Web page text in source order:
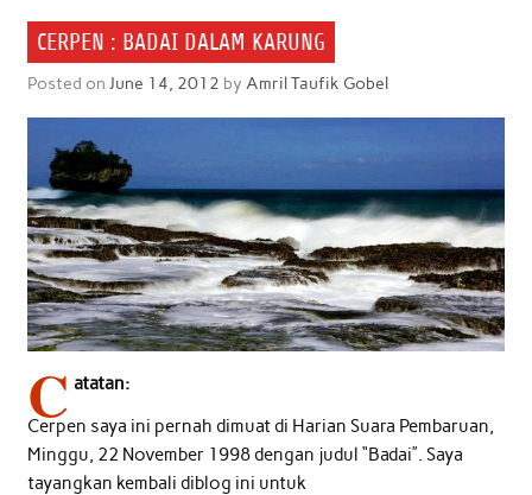
CERPEN : BADAI DALAM KARUNG
Posted on June 14, 2012 by Amril Taufik Gobel
C atatan:
Cerpen saya ini pernah dimuat di Harian Suara Pembaruan,
Minggu, 22 November 1998 dengan judul “Badai”. Saya
tayangkan kembali diblog ini untuk